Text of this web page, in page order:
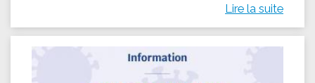
Lire la suite